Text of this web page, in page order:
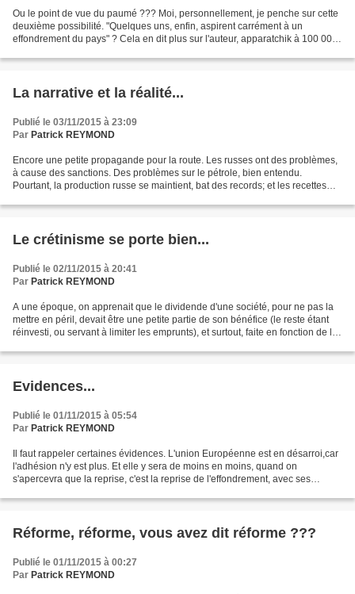
Ou le point de vue du paumé ??? Moi, personnellement, je penche sur cette
deuxième possibilité. "Quelques uns, enfin, aspirent carrément à un
effondrement du pays" ? Cela en dit plus sur l'auteur, apparatchik à 100 000
La narrative et la réalité...
Publié le 03/11/2015 à 23:09
Par Patrick REYMOND
Encore une petite propagande pour la route. Les russes ont des problèmes,
à cause des sanctions. Des problèmes sur le pétrole, bien entendu.
Pourtant, la production russe se maintient, bat des records; et les recettes
Le crétinisme se porte bien...
Publié le 02/11/2015 à 20:41
Par Patrick REYMOND
A une époque, on apprenait que le dividende d'une société, pour ne pas la
mettre en péril, devait être une petite partie de son bénéfice (le reste étant
réinvesti, ou servant à limiter les emprunts), et surtout, faite en fonction de la
Evidences...
Publié le 01/11/2015 à 05:54
Par Patrick REYMOND
Il faut rappeler certaines évidences. L'union Européenne est en désarroi,car
l'adhésion n'y est plus. Et elle y sera de moins en moins, quand on
s'apercevra que la reprise, c'est la reprise de l'effondrement, avec ses
Réforme, réforme, vous avez dit réforme ???
Publié le 01/11/2015 à 00:27
Par Patrick REYMOND